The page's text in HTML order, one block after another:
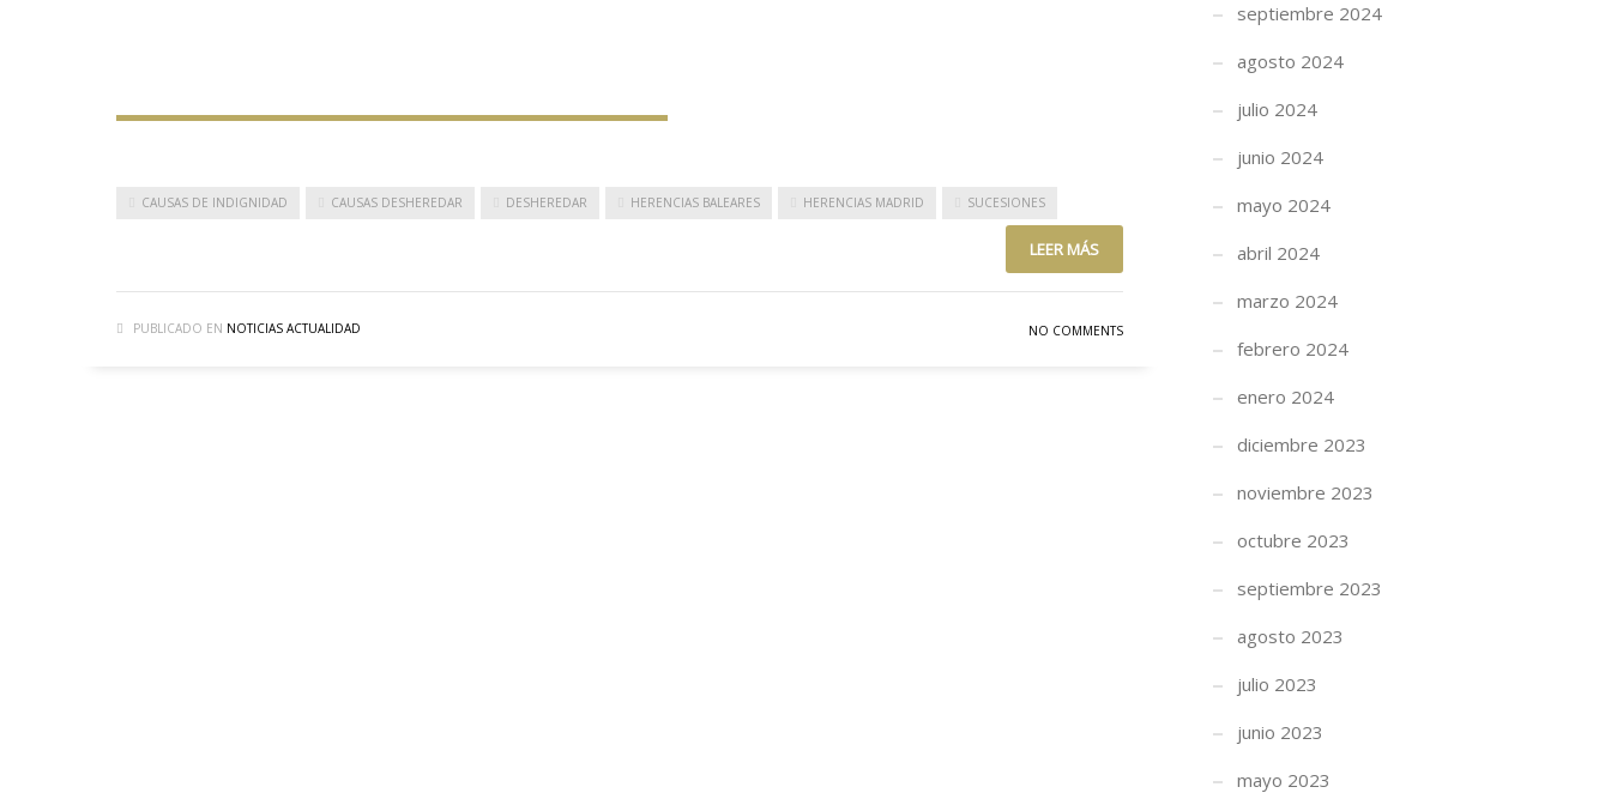
CAUSAS DE INDIGNIDAD CAUSAS DESHEREDAR DESHEREDAR HERENCIAS BALEARES HERENCIAS MADRID SUCESIONES
LEER MÁS
PUBLICADO EN NOTICIAS ACTUALIDAD NO COMMENTS
septiembre 2024
agosto 2024
julio 2024
junio 2024
mayo 2024
abril 2024
marzo 2024
febrero 2024
enero 2024
diciembre 2023
noviembre 2023
octubre 2023
septiembre 2023
agosto 2023
julio 2023
junio 2023
mayo 2023